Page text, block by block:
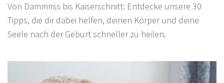
Von Dammriss bis Kaiserschnitt: Entdecke unsere 30
Tipps, die dir dabei helfen, deinen Körper und deine
Seele nach der Geburt schneller zu heilen.